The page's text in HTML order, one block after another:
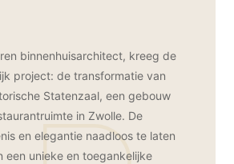
binnenhuisarchitect, kreeg de
project: de transformatie van
Statenzaal, een gebouw
in Zwolle. De
en elegantie naadloos te laten
een unieke en toegankelijke